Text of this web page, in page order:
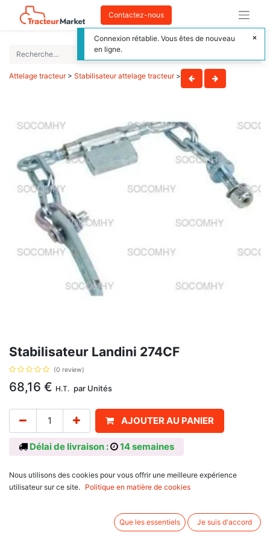
Contactez-nous
Attelage tracteur> Stabilisateur attelage tracteur>
Stabilisateur Landini 274CF
(0 review)
68,16 € H.T. par Unités
AJOUTER AU PANIER
Délai de livraison : 14 semaines
Référence d'origine: 1424000M91
Informations complémentaires:
Landini: 5830, 6030, 6830, 5840, 6040, 6840, 6550, 5500, 6500, 7500,
Nous utilisons des cookies pour vous offrir une meilleure expérience
utilisateur sur ce site.
Politique en matière de cookies
Que les essentiels Je suis d'accord
Connexion rétablie. Vous êtes de nouveau
en ligne.